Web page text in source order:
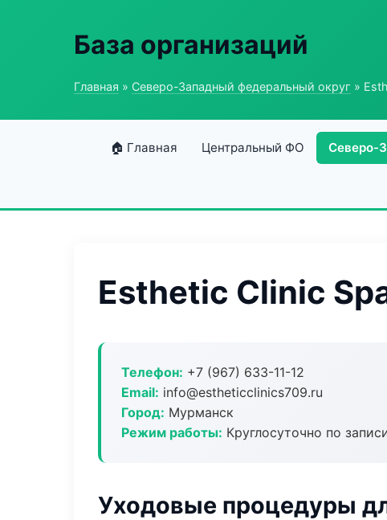
База организаций
Главная » Северо-Западный федеральный округ »
🏠 Главная Центральный ФО Северо-
Esthetic Clinic
Телефон: +7 (967) 633-11-12
Email: info@estheticclinics709.ru
Город: Мурманск
Режим работы: Круглосуточно по
Уходовые процедуры